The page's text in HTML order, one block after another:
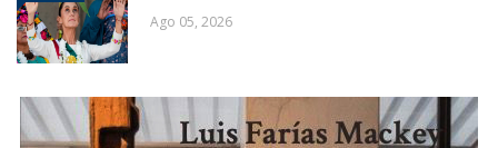
Ago 05, 2026